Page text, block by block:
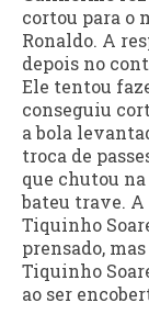
cortou para o
Ronaldo. A
depois no
Ele tentou
conseguiu
a bola
troca de
que chutou na
bateu trave. A
Tiquinho
prensado,
Tiquinho
ao ser